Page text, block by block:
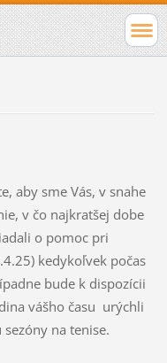
aby sme Vás, v snahe
v čo najkratšej dobe
o pomoc pri
kedykoľvek počas
bude k dispozícii
vášho času urýchli
na tenise.